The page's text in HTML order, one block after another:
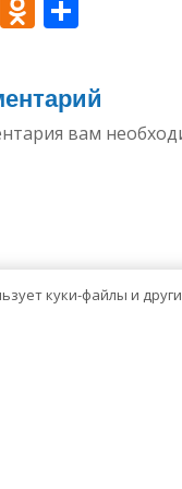
VK
вам
куки-файлы и